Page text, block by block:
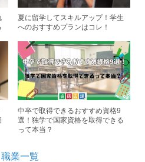
夏に留学してスキルアップ！学生
へのおすすめプランはコレ！
中卒で取得できるおすすめ資格9
選！独学で国家資格を取得できる
って本当？
業一覧